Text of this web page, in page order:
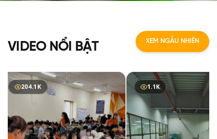
VIDEO NỔI BẬT XEM NGẪU NHIÊN
1.1K 2.3K